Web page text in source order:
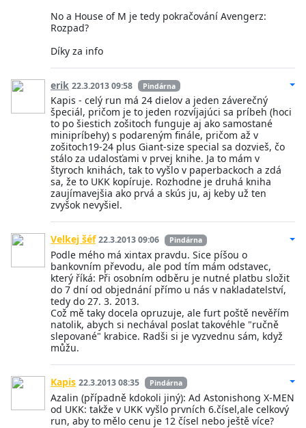
No a House of M je tedy pokračování Avengerz:
Rozpad?
Díky za info
erik 22.3.2013 09:58 Pindárna
Kapis - celý run má 24 dielov a jeden záverečný
špeciál, pričom je to jeden rozvíjajúci sa príbeh (hoci
to po šiestich zošitoch funguje aj ako samostané
minipríbehy) s podareným finále, pričom až v
zošitoch19-24 plus Giant-size special sa dozvieš, čo
stálo za udalosťami v prvej knihe. Ja to mám v
štyroch knihách, tak to vyšlo v paperbackoch a zdá
sa, že to UKK kopíruje. Rozhodne je druhá kniha
zaujímavejšia ako prvá a skús ju, aj keby už ten
zvyšok nevyšiel.
Velkej šéf 22.3.2013 09:06 Pindárna
Podle mého má xintax pravdu. Sice píšou o
bankovním převodu, ale pod tím mám odstavec,
který říká: Při osobním odběru je nutné platbu složit
do 7 dní od objednání přímo u nás v nakladatelství,
tedy do 27. 3. 2013.
Což mě taky docela opruzuje, ale furt poště nevěřím
natolik, abych si nechával poslat takovéhle "ručně
slepované" krabice. Radši si je vyzvednu sám, když
můžu.
Kapis 22.3.2013 08:35 Pindárna
Azalin (případně kdokoli jiný): Ad Astonishong X-MEN
od UKK: takže v UKK vyšlo prvních 6.čísel,ale celkový
run, aby to mělo cenu je 12 čísel nebo ještě více?